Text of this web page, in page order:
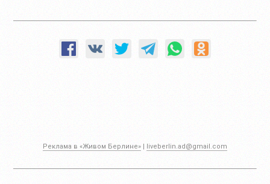
Реклама в «Живом Берлине» | liveberlin.ad@gmail.com